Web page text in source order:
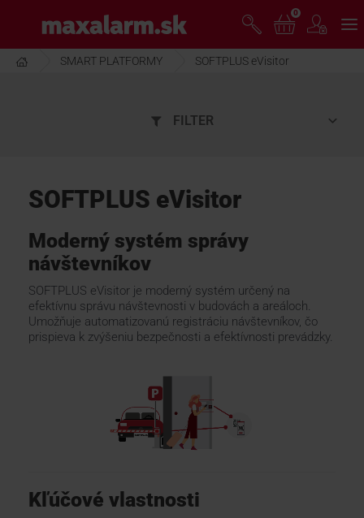
hlavnému
obsahu
www.maxalarm.sk
SPOLOČNOSŤ
ŠKOLENIE
PODPORA
0
SMART PLATFORMY SOFTPLUS eVisitor
FILTER
SOFTPLUS eVisitor
Moderný systém správy
návštevníkov
SOFTPLUS eVisitor je moderný systém určený na
efektívnu správu návštevnosti v budovách a areáloch.
Umožňuje automatizovanú registráciu návštevníkov, čo
prispieva k zvýšeniu bezpečnosti a efektívnosti prevádzky.
Kľúčové vlastnosti